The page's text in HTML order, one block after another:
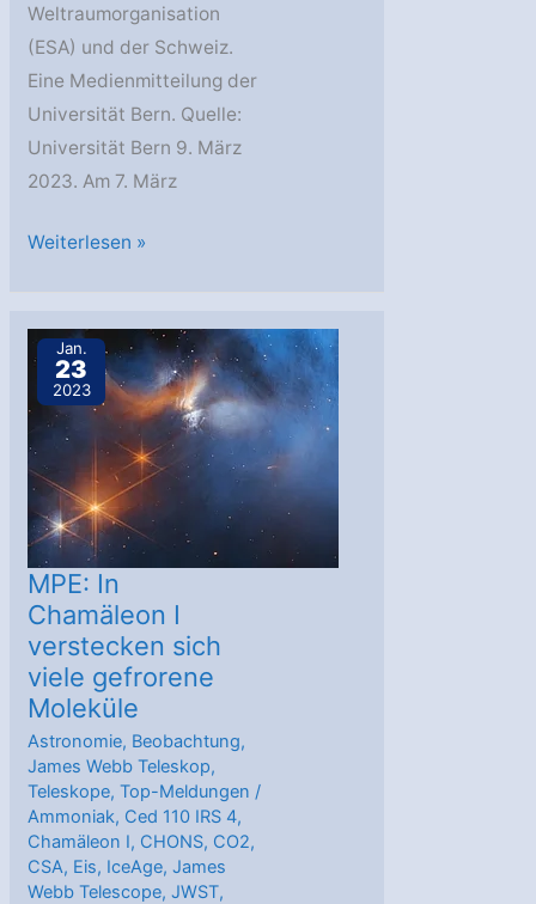
Weltraumorganisation
(ESA) und der Schweiz.
Eine Medienmitteilung der
Universität Bern. Quelle:
Universität Bern 9. März
2023. Am 7. März
Universität
Mission
verlängert
Weiterlesen »
Jan.
23
2023
MPE: In
Chamäleon I
verstecken sich
viele gefrorene
Moleküle
Astronomie, Beobachtung,
James Webb Teleskop,
Teleskope,Top-Meldungen /
Ammoniak, Ced 110 IRS 4,
Chamäleon I, CHONS, CO2,
CSA, Eis, IceAge,James
Webb Telescope,JWST,